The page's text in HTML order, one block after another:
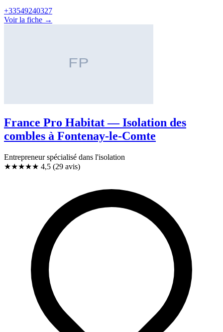
+33549240327
Voir la fiche →
France Pro Habitat — Isolation des
combles à Fontenay-le-Comte
Entrepreneur spécialisé dans l'isolation
★★★★★ 4,5 (29 avis)